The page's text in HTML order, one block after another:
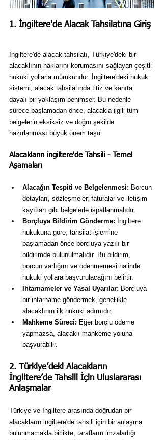
1. İngiltere'de Alacak Tahsilatına Giriş
İngiltere'de alacak tahsilatı, Türkiye'deki bir
alacaklının haklarını korumasını sağlayan çeşitli
hukuki yollarla mümkündür. İngiltere'deki hukuk
sistemi, alacak tahsilatında titiz ve kanıta
dayalı bir yaklaşım benimser. Bu nedenle
sürece başlamadan önce, alacakla ilgili tüm
belgelerin eksiksiz ve doğru şekilde
hazırlanması büyük önem taşır.
Alacakların ingiltere'de Tahsili - Temel
Aşamaları
Alacağın Tespiti ve Belgelenmesi: Borcun
detayları, sözleşmeler, faturalar ve iletişim
kayıtları gibi belgelerle ispatlanmalıdır.
Borçluya Bildirim Gönderme: İngiltere
hukukuna göre, tahsilat işlemine
başlamadan önce borçluya yazılı bir
bildirimde bulunulmalıdır. Bu bildirim,
borcun varlığını ve ödenmemesi halinde
hukuki yollara başvurulacağını belirtir.
İhtarnameler ve Yasal Uyarılar: Borçluya
bir ihtarname göndermek, genellikle
alacaklının ilk hukuki adımıdır.
Mahkeme Süreci: Eğer borçlu ödeme
yapmazsa, alacaklı mahkeme yoluna
başvurabilir.
2. Türkiye’deki Alacakların
İngiltere’de Tahsili İçin Uluslararası
Anlaşmalar
Türkiye ve İngiltere arasında doğrudan bir
alacakların ingiltere'de tahsili için bir anlaşma
bulunmamakla birlikte, tarafların imzaladığı